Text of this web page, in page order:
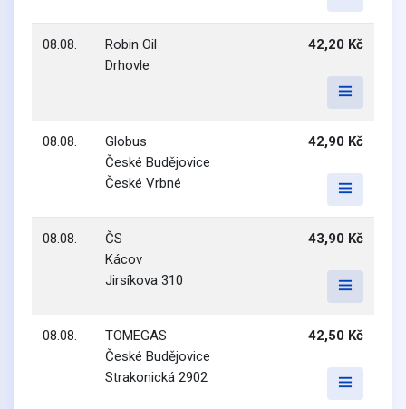
08.08.
Robin Oil
Drhovle
42,20 Kč
08.08.
Globus
České Budějovice
České Vrbné
42,90 Kč
08.08.
ČS
Kácov
Jirsíkova 310
43,90 Kč
08.08.
TOMEGAS
České Budějovice
Strakonická 2902
42,50 Kč